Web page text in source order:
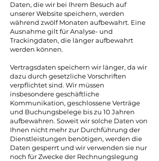
Daten, die wir bei Ihrem Besuch auf
unserer Website speichern, werden
während zwölf Monaten aufbewahrt. Eine
Ausnahme gilt für Analyse- und
Trackingdaten, die länger aufbewahrt
werden können.
Vertragsdaten speichern wir länger, da wir
dazu durch gesetzliche Vorschriften
verpflichtet sind. Wir müssen
insbesondere geschäftliche
Kommunikation, geschlossene Verträge
und Buchungsbelege bis zu 10 Jahren
aufbewahren. Soweit wir solche Daten von
Ihnen nicht mehr zur Durchführung der
Dienstleistungen benötigen, werden die
Daten gesperrt und wir verwenden sie nur
noch für Zwecke der Rechnungslegung